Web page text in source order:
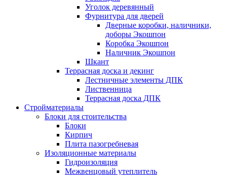
Уголок деревянный
Фурнитура для дверей
Дверные коробки, наличники,
доборы Экошпон
Коробка Экошпон
Наличник Экошпон
Шкант
Террасная доска и декинг
Лестничные элементы ДПК
Лиственница
Террасная доска ДПК
Стройматериалы
Блоки для стоительства
Блоки
Кирпич
Плита пазогребневая
Изоляционные материалы
Гидроизоляция
Межвенцовый утеплитель